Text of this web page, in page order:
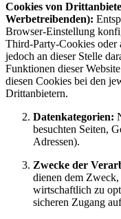
Cookies von
Werbetreibenden):
Browser-Einstellung
Third-Party-Cookies oder
jedoch an dieser Stelle
Funktionen dieser
diesen Cookies bei den
Drittanbietern.
Datenkategorien:
besuchten Seiten,
Adressen).
Zwecke der
dienen dem Zweck,
wirtschaftlich zu
sicheren Zugang